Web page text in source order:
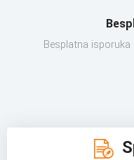
Besplatna isporuka